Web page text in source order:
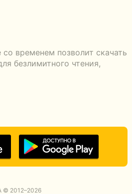
временем позволит скачать
безлимитного чтения,
2012–2026